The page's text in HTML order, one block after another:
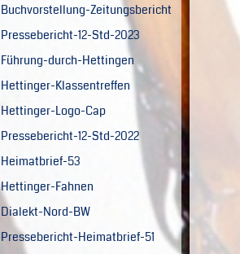
Buchvorstellung-Zeitungsbericht
Pressebericht-12-Std-2023
Führung-durch-Hettingen
Hettinger-Klassentreffen
Hettinger-Logo-Cap
Pressebericht-12-Std-2022
Heimatbrief-53
Hettinger-Fahnen
Dialekt-Nord-BW
Pressebericht-Heimatbrief-51